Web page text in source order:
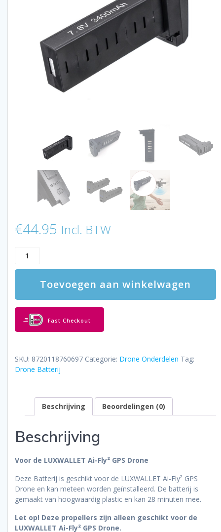
€44.95 Incl. BTW
LUXWALLET
Batterij
Voor
LUXWALLET
Ai-
GPS
Drone
Toevoegen aan winkelwagen
Fast Checkout
SKU: 8720118760697 Categorie: Drone Onderdelen Tag:
Drone Batterij
Beschrijving Beoordelingen (0)
Beschrijving
Voor de LUXWALLET Ai-Fly² GPS Drone
Deze Batterij is geschikt voor de LUXWALLET Ai-Fly² GPS
Drone en kan meteen worden geïnstalleerd. De batterij is
gemaakt van hoogwaardig plastic en kan 28 minuten mee.
Let op! Deze propellers zijn alleen geschikt voor de
LUXWALLET Ai-Fly² GPS Drone.